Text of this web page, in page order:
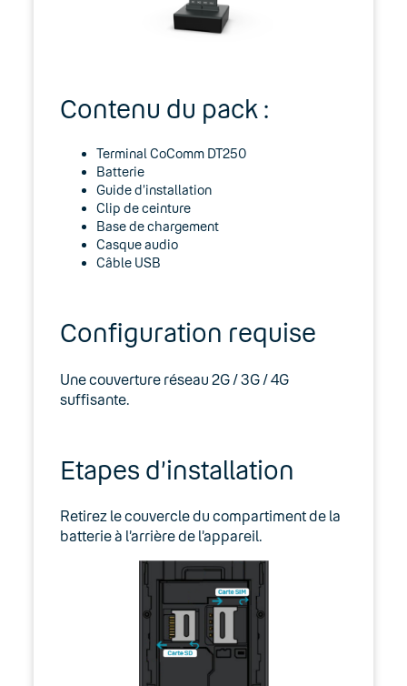
Fonctionnalités
Outils
Terminaux
Gigaset E630
SmartStation Office
Systèmes de décrochage
Plantronics HL10, APP-51 et APC-
Utiliser un adaptateur téléphonique
Cisco / Linksys
CoComm
Contenu du pack :
Terminal CoComm DT250
Batterie
Guide d’installation
Clip de ceinture
Base de chargement
Casque audio
Câble USB
Configuration requise
Une couverture réseau 2G / 3G / 4G
suffisante.
Etapes d’installation
Retirez le couvercle du compartiment de la
batterie à l’arrière de l’appareil.